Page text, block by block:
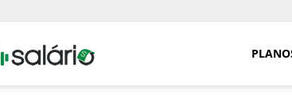
Portal